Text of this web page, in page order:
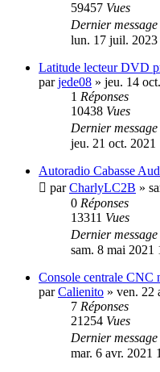
59457 Vues
Dernier message
lun. 17 juil. 2023
Latitude lecteur DVD
parjede08 » jeu. 14
1 Réponses
10438 Vues
Dernier message
jeu. 21 oct. 2021
Autoradio Cabasse
parCharlyLC2B »
0 Réponses
13311 Vues
Dernier message
sam. 8 mai 2021
Console centrale CNC
parCalienito » ven. 22
7 Réponses
21254 Vues
Dernier message
mar. 6 avr. 2021